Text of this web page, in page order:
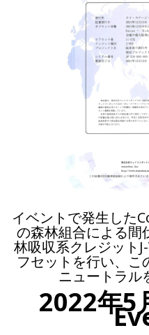
イベントで発生した
の森林組合による間
林吸収系クレジット
フセットを行い、こ
ニュートラル
2022年5